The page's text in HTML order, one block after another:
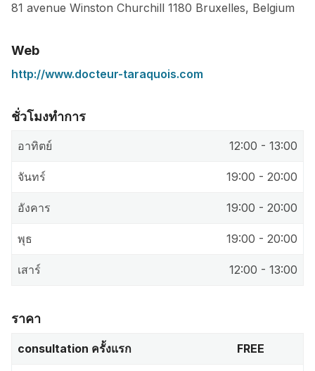
81 avenue Winston Churchill 1180 Bruxelles, Belgium
Web
http://www.docteur-taraquois.com
ชั่วโมงทำการ
อาทิตย์ 12:00 - 13:00
จันทร์ 19:00 - 20:00
อังคาร 19:00 - 20:00
พุธ 19:00 - 20:00
เสาร์ 12:00 - 13:00
ราคา
consultation ครั้งแรก FREE